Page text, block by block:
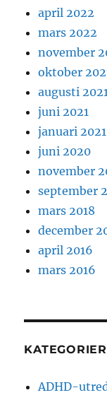
april 2022
mars 2022
november
oktober
augusti
juni 2021
januari 2021
juni 2020
november
september
mars 2018
december
april 2016
mars 2016
KATEGORIER
ADHD-